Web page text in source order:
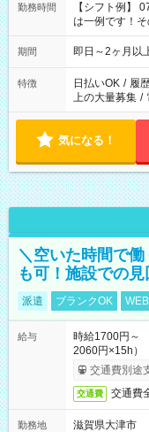
勤務時間
【シフト例】
は一例です！
期間 即日～2ヶ月以
特徴 日払いOK / 履
上の大量募集 /
気になる！
＼空いた時間で
も可！施設での
派遣 ブランクOK
給与
時給1700円～
2060円×15h）
交通費別途
交通費 交通費
勤務地
滋賀県大津市